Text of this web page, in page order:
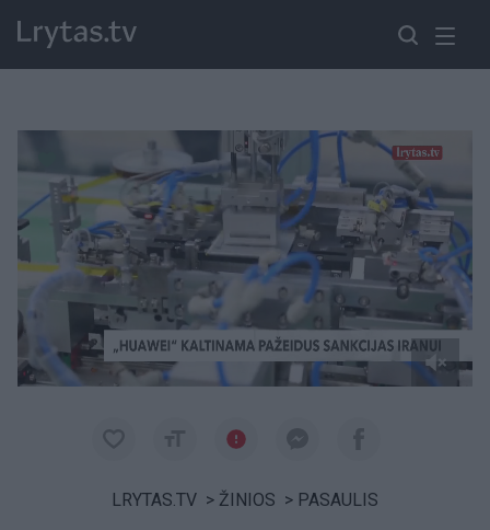
LRYTAS.TV > ŽINIOS > PASAULIS